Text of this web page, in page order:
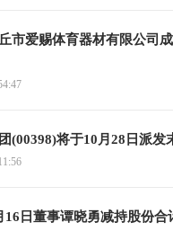
市爱赐体育器材有限公司
(00398)将于10月28日派发
16日董事谭晓勇减持股份合